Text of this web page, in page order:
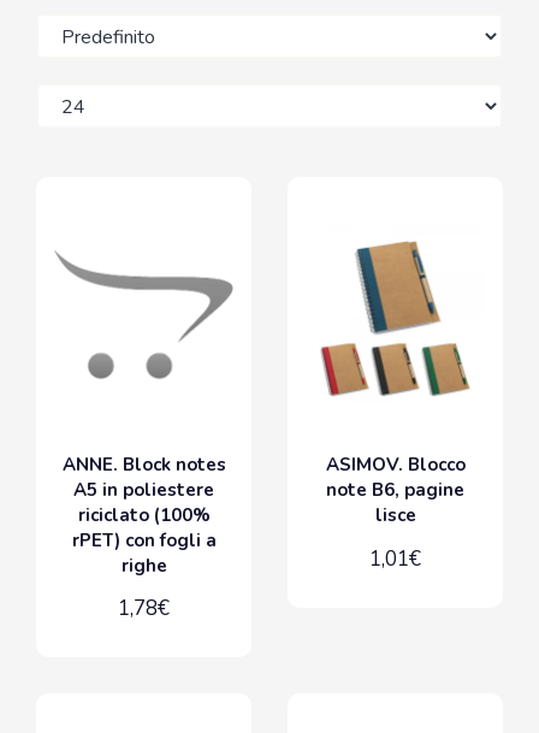
ANNE. Block notes
A5 in poliestere
riciclato (100%
rPET) con fogli a
righe
1,78€
ASIMOV. Blocco
note B6, pagine
lisce
1,01€